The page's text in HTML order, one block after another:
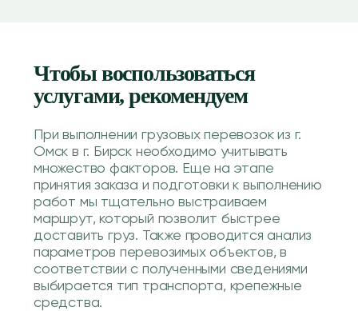
Чтобы воспользоваться
услугами, рекомендуем
При выполнении грузовых перевозок из г.
Омск в г. Бирск необходимо учитывать
множество факторов. Еще на этапе
принятия заказа и подготовки к выполнению
работ мы тщательно выстраиваем
маршрут, который позволит быстрее
доставить груз. Также проводится анализ
параметров перевозимых объектов, в
соответствии с полученными сведениями
выбирается тип транспорта, крепежные
средства.